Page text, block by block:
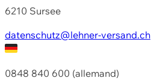
6210 Sursee
datenschutz@lehner-versand.ch
0848 840 600 (allemand)